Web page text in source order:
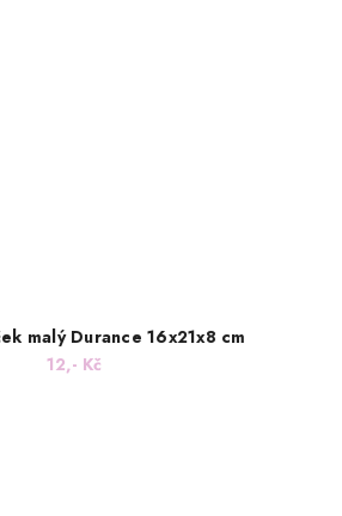
malý Durance 16x21x8 cm
12,- Kč